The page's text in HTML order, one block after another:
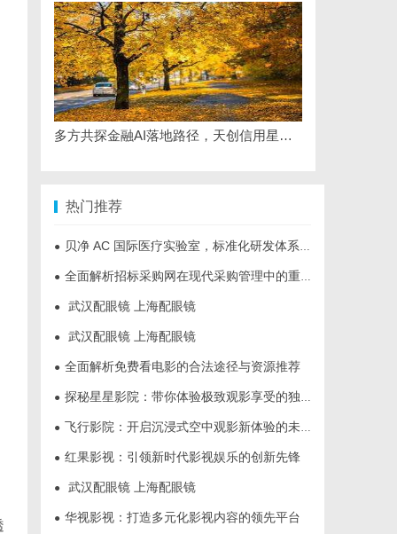
多方共探金融AI落地路径，天创信用星图AI助力产业金融智能升级
热门推荐
● 贝净 AC 国际医疗实验室，标准化研发体系全解析
● 全面解析招标采购网在现代采购管理中的重要作用与应用
● 武汉配眼镜 上海配眼镜
● 武汉配眼镜 上海配眼镜
● 全面解析免费看电影的合法途径与资源推荐
● 探秘星星影院：带你体验极致观影享受的独特空间
● 飞行影院：开启沉浸式空中观影新体验的未来趋势
● 红果影视：引领新时代影视娱乐的创新先锋
● 武汉配眼镜 上海配眼镜
● 华视影视：打造多元化影视内容的领先平台